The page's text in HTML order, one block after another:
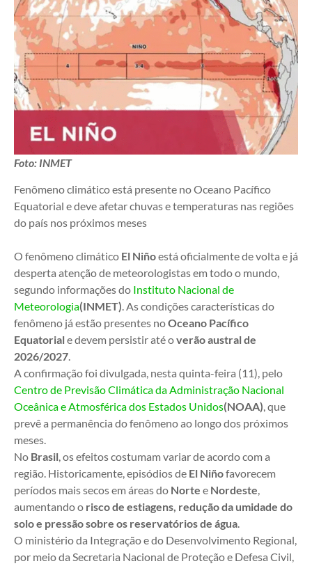
Foto: INMET
Fenômeno climático está presente no Oceano Pacífico
Equatorial e deve afetar chuvas e temperaturas nas regiões
do país nos próximos meses
O fenômeno climático El Niñoestá oficialmente de volta e já
desperta atenção de meteorologistas em todo o mundo,
segundo informações do Instituto Nacional de
Meteorologia(INMET). As condições características do
fenômeno já estão presentes noOceano Pacífico
Equatoriale devem persistir até overão austral de
2026/2027.
A confirmação foi divulgada, nesta quinta-feira (11), pelo
Centro de Previsão Climática da Administração Nacional
Oceânica e Atmosférica dos Estados Unidos(NOAA), que
prevê a permanência do fenômeno ao longo dos próximos
meses.
No Brasil, os efeitos costumam variar de acordo com a
região. Historicamente, episódios de El Niñofavorecem
períodos mais secos em áreas do Norte e Nordeste,
aumentando o risco de estiagens, redução da umidade do
solo e pressão sobre os reservatórios de água.
O ministério da Integração e do Desenvolvimento Regional,
por meio da Secretaria Nacional de Proteção e Defesa Civil,